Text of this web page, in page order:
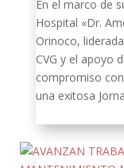
En el marco de
Hospital «Dr.
Orinoco,
CVG y el apoyo
compromiso
una exitosa